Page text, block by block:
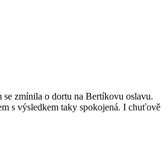
zmínila o dortu na Bertíkovu oslavu.
s výsledkem taky spokojená. I chuťově